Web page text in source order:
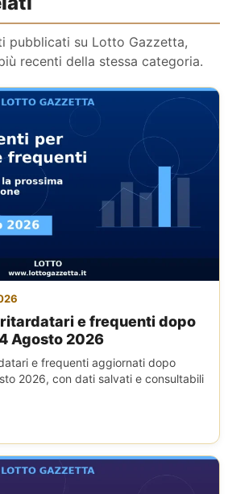
pubblicati su Lotto Gazzetta,
recenti della stessa categoria.
e frequenti dopo
Agosto 2026
e frequenti aggiornati dopo
2026, con dati salvati e consultabili